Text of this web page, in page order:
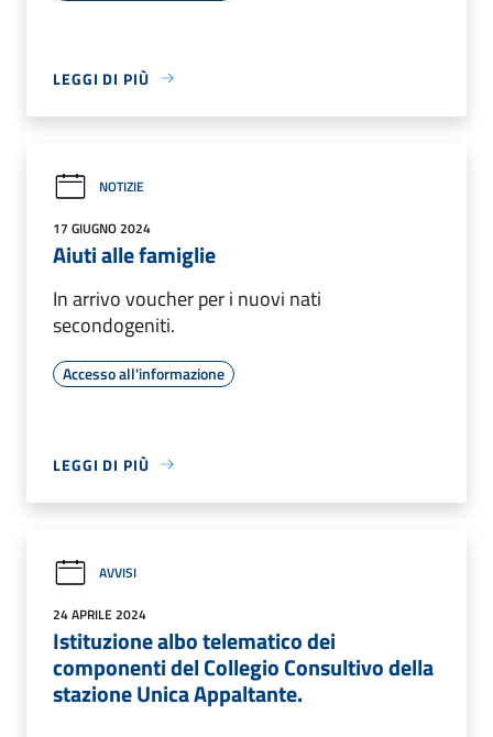
LEGGI DI PIÙ
NOTIZIE
17 GIUGNO 2024
Aiuti alle famiglie
In arrivo voucher per i nuovi nati
secondogeniti.
Accesso all'informazione
LEGGI DI PIÙ
AVVISI
24 APRILE 2024
Istituzione albo telematico dei
componenti del Collegio Consultivo della
stazione Unica Appaltante.